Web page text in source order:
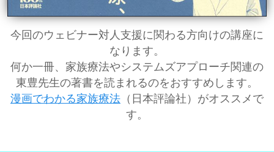
今回のウェビナー対人支援に関わる方向けの講座に
なります。
何か一冊、家族療法やシステムズアプローチ関連の
東豊先生の著書を読まれるのをおすすめします。
漫画でわかる家族療法 （日本評論社）がオススメで
す。